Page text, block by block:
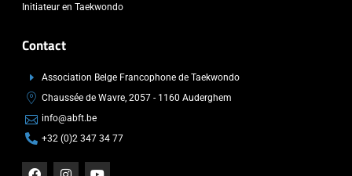
Initiateur en Taekwondo
Contact
Association Belge Francophone de Taekwondo
Chaussée de Wavre, 2057 - 1160 Auderghem
info@abft.be
+32 (0)2 347 34 77